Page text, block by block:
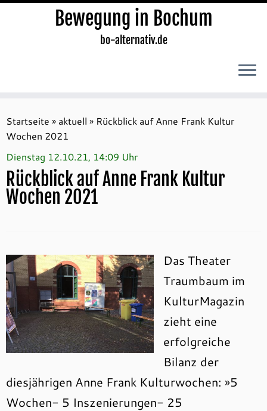
Inhalt
springen
Bewegung in Bochum
bo-alternativ.de
Startseite » aktuell » Rückblick auf Anne Frank Kultur
Wochen 2021
Dienstag 12.10.21, 14:09 Uhr
Rückblick auf Anne Frank Kultur
Wochen 2021
Das Theater
Traumbaum im
KulturMagazin
zieht eine
erfolgreiche
Bilanz der
diesjährigen Anne Frank Kulturwochen: »5
Wochen- 5 Inszenierungen- 25